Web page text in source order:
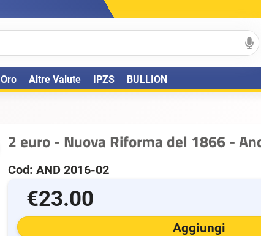
Altre Valute IPZS BULLION
2 euro - Nuova Riforma del 1866 -
Cod: AND 2016-02
€23.00
Aggiungi